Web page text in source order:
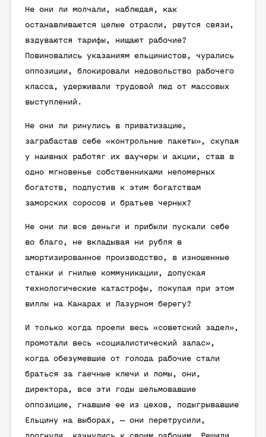
Не они ли молчали, наблюдая, как
останавливаются целые отрасли, рвутся связи,
вздуваются тарифы, нищают рабочие?
Повиновались указаниям ельцинистов, чурались
оппозиции, блокировали недовольство рабочего
класса, удерживали трудовой люд от массовых
выступлений.
Не они ли ринулись в приватизацию,
заграбастав себе «контрольные пакеты», скупая
у наивных работяг их ваучеры и акции, став в
одно мгновенье собственниками непомерных
богатств, подпустив к этим богатствам
заморских соросов и братьев черных?
Не они ли все деньги и прибыли пускали себе
во благо, не вкладывая ни рубля в
амортизированное производство, в изношенные
станки и гнилые коммуникации, допуская
технологические катастрофы, покупая при этом
виллы на Канарах и Лазурном берегу?
И только когда проели весь «советский задел»,
промотали весь «социалистический запас»,
когда обезумевшие от голода рабочие стали
браться за гаечные ключи и ломы, они,
директора, все эти годы шельмовавшие
оппозицию, гнавшие ее из цехов, подыгрывавшие
Ельцину на выборах, — они перетрусили,